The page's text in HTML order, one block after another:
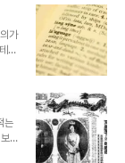
생
지
가
면,
함
는
을
딸
는
게
는